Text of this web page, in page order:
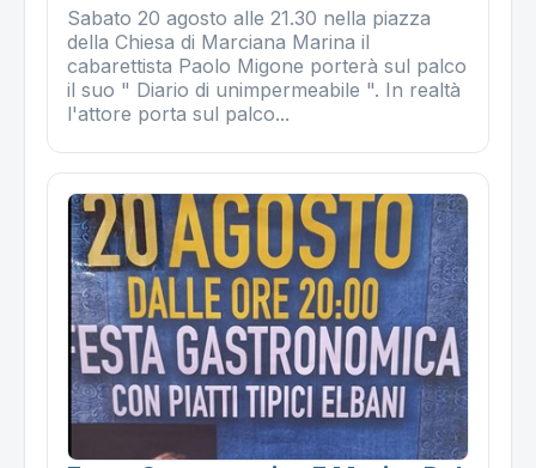
Sabato 20 agosto alle 21.30 nella piazza
della Chiesa di Marciana Marina il
cabarettista Paolo Migone porterà sul palco
il suo " Diario di unimpermeabile ". In realtà
l'attore porta sul palco...